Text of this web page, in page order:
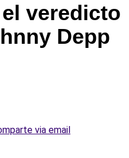
veredicto
Depp
via email